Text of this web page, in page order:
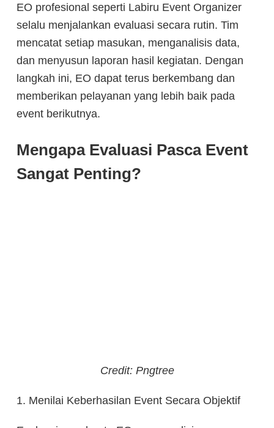
EO profesional seperti Labiru Event Organizer
selalu menjalankan evaluasi secara rutin. Tim
mencatat setiap masukan, menganalisis data,
dan menyusun laporan hasil kegiatan. Dengan
langkah ini, EO dapat terus berkembang dan
memberikan pelayanan yang lebih baik pada
event berikutnya.
Mengapa Evaluasi Pasca Event
Sangat Penting?
Credit: Pngtree
1. Menilai Keberhasilan Event Secara Objektif